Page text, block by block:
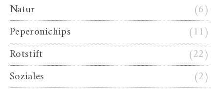
Natur
(6)
Peperonichips
(11)
Rotstift
(22)
Soziales
(2)